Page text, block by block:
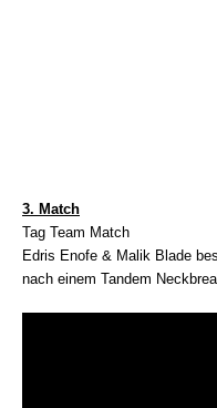
3. Match
Tag Team Match
Edris Enofe & Malik Blade
nach einem Tandem